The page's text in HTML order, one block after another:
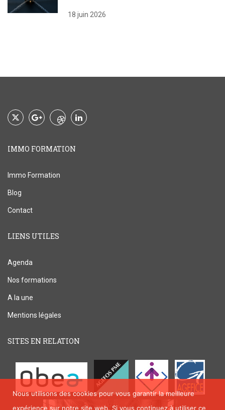
18 juin 2026
IMMO FORMATION
Immo Formation
Blog
Contact
LIENS UTILES
Agenda
Nos formations
A la une
Mentions légales
SITES EN RELATION
Nous utilisons des cookies pour vous garantir la meilleure
expérience sur notre site web. Si vous continuez à utiliser ce